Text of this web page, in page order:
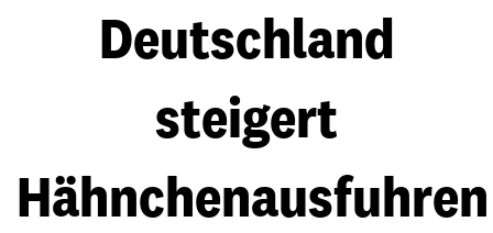
Deutschland
steigert
Hähnchenausfuhren